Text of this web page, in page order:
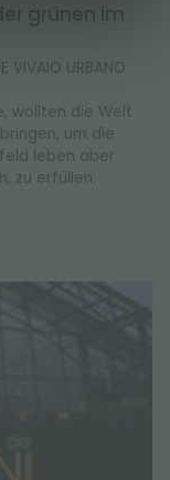
grünen im
URBANO
wollten die Welt
um die
leben aber
zu erfüllen.